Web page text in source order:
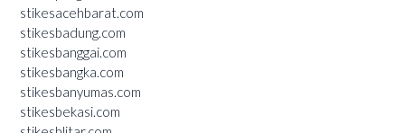
stikesacehbarat.com
stikesbadung.com
stikesbanggai.com
stikesbangka.com
stikesbanyumas.com
stikesbekasi.com